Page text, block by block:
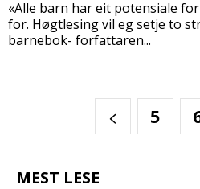
«Alle barn har eit potensiale
for. Høgtlesing vil eg setje to
barnebok- forfattaren...
5
MEST LESE